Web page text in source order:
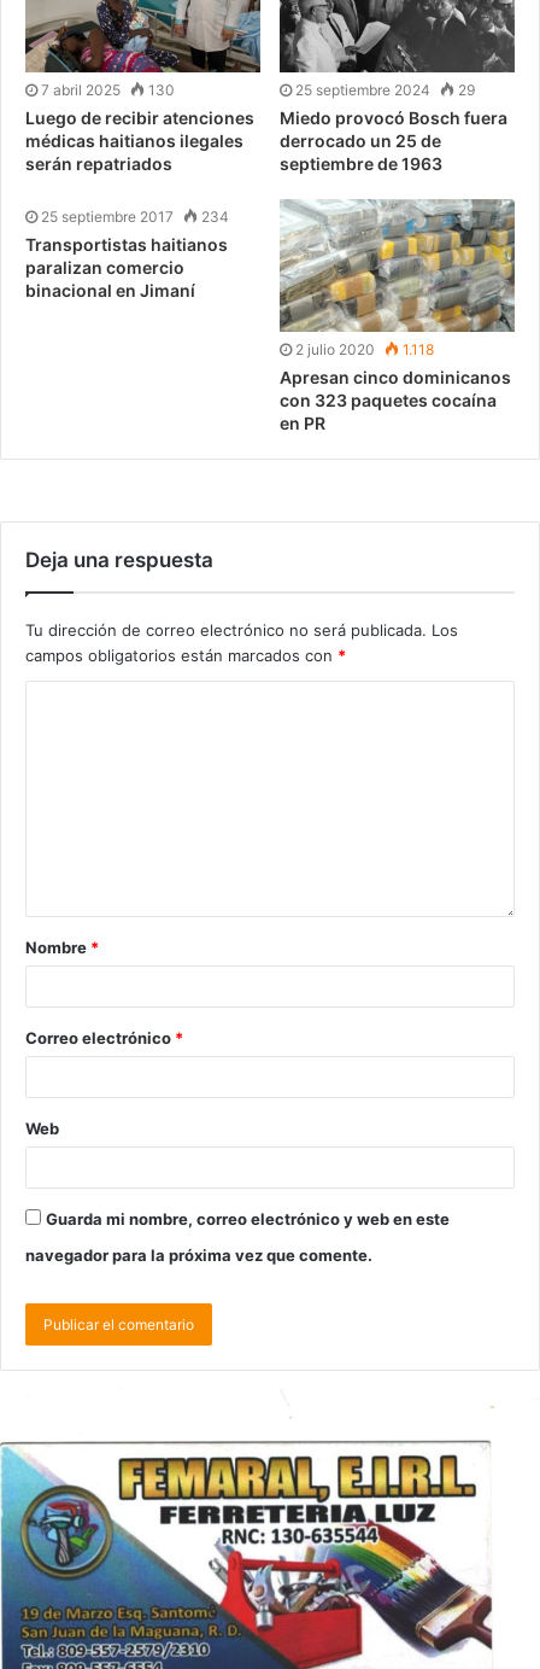
7 abril 2025 130
Luego de recibir atenciones
médicas haitianos ilegales
serán repatriados
25 septiembre 2024 29
Miedo provocó Bosch fuera
derrocado un 25 de
septiembre de 1963
25 septiembre 2017 234
Transportistas haitianos
paralizan comercio
binacional en Jimaní
2 julio 2020 1.118
Apresan cinco dominicanos
con 323 paquetes cocaína
en PR
Deja una respuesta
Tu dirección de correo electrónico no será publicada. Los
campos obligatorios están marcados con *
Nombre *
Correo electrónico *
Web
Guarda mi nombre, correo electrónico y web en este
navegador para la próxima vez que comente.